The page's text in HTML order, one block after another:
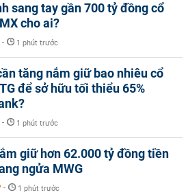
sang tay gần 700 tỷ đồng cổ
cho ai?
- 1 phút trước
tăng nắm giữ bao nhiêu cổ
để sở hữu tối thiểu 65%
- 1 phút trước
giữ hơn 62.000 tỷ đồng tiền
ngửa MWG
- 1 phút trước